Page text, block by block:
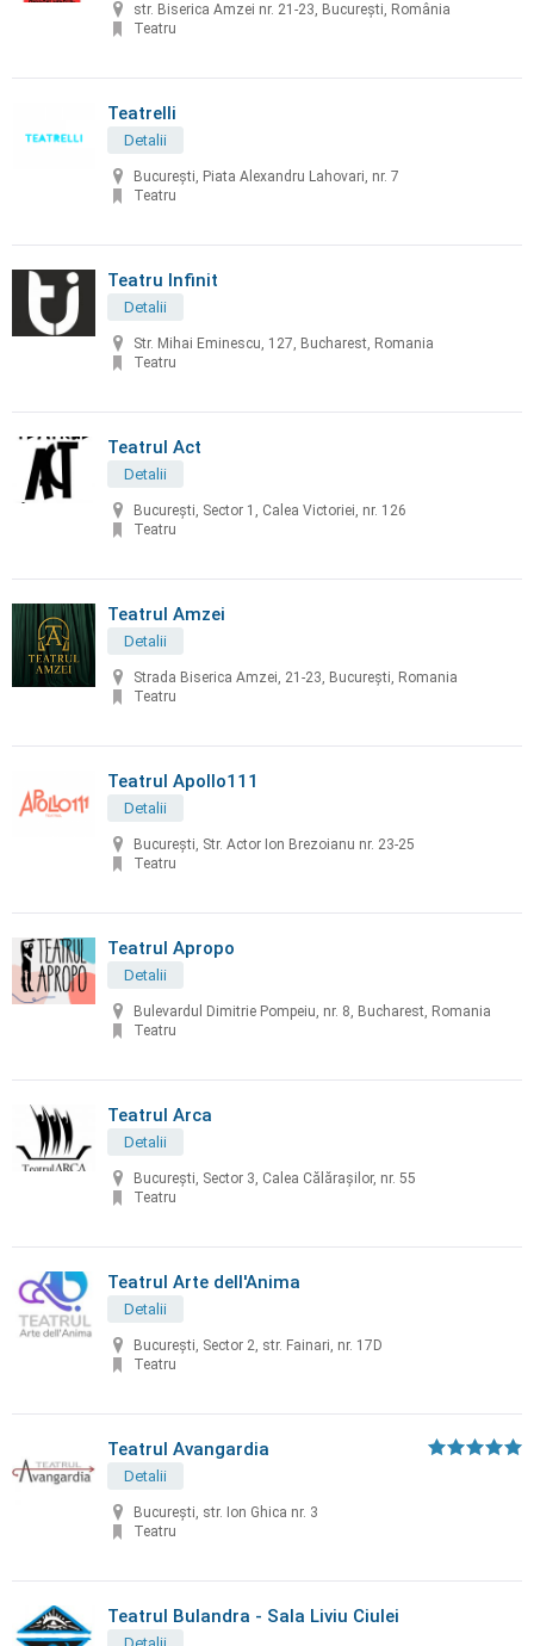
str. Biserica Amzei nr. 21-23, Bucureşti, România
Teatru
Teatrelli
Detalii
București, Piata Alexandru Lahovari, nr. 7
Teatru
Teatru Infinit
Detalii
Str. Mihai Eminescu, 127, Bucharest, Romania
Teatru
Teatrul Act
Detalii
Bucureşti, Sector 1, Calea Victoriei, nr. 126
Teatru
Teatrul Amzei
Detalii
Strada Biserica Amzei, 21-23, București, Romania
Teatru
Teatrul Apollo111
Detalii
Bucureşti, Str. Actor Ion Brezoianu nr. 23-25
Teatru
Teatrul Apropo
Detalii
Bulevardul Dimitrie Pompeiu, nr. 8, Bucharest, Romania
Teatru
Teatrul Arca
Detalii
Bucureşti, Sector 3, Calea Călăraşilor, nr. 55
Teatru
Teatrul Arte dell'Anima
Detalii
București, Sector 2, str. Fainari, nr. 17D
Teatru
Teatrul Avangardia
Detalii
București, str. Ion Ghica nr. 3
Teatru
Teatrul Bulandra - Sala Liviu Ciulei